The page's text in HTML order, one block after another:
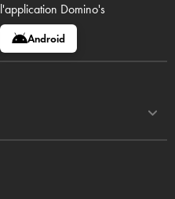
l'application Domino's
Android